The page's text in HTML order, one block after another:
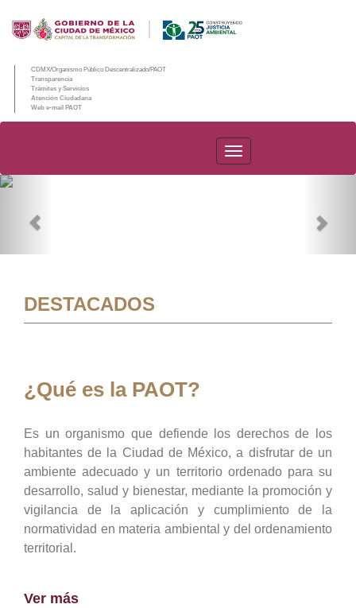
CDMX/Organismo Público Descentralizado/PAOT
Transparencia
Trámites y Servicios
Atención Ciudadana
Web e-mail PAOT
PAOT
DESTACADOS
¿Qué es la PAOT?
Es un organismo que defiende los derechos de los
habitantes de la Ciudad de México, a disfrutar de un
ambiente adecuado y un territorio ordenado para su
desarrollo, salud y bienestar, mediante la promoción y
vigilancia de la aplicación y cumplimiento de la
normatividad en materia ambiental y del ordenamiento
territorial.
Ver más